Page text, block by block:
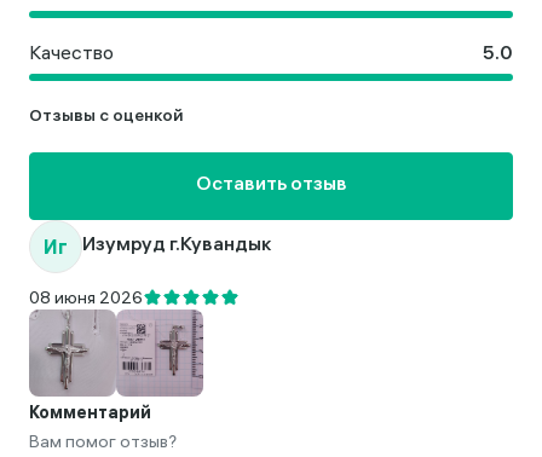
Иг Изумруд г.Кувандык
08 июня 2026
Комментарий
Вам помог отзыв?
Качество
Отзывы с оценкой
Оставить отзыв